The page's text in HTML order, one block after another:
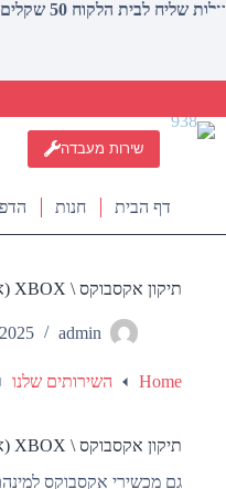
עלות שליח לבית הלקוח 50 שקלים, בהזמנות מעל 2000 שקלים ללא חיוב (חינם)
שירות מעבדה
דף הבית
חנות
תיקון אקסבוקס \ XBOX (אין תצוגה)
admin
Home השירותים שלנו
תיקון אקסבוקס \ XBOX (אין תצוגה)
גם מכשירי אקסבוקס